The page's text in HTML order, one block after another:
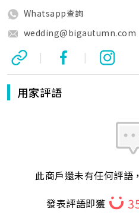
Whatsapp查詢
wedding@bigautumn.com
| |
用家評語
此商戶還未有任何評語
發表評語即獲